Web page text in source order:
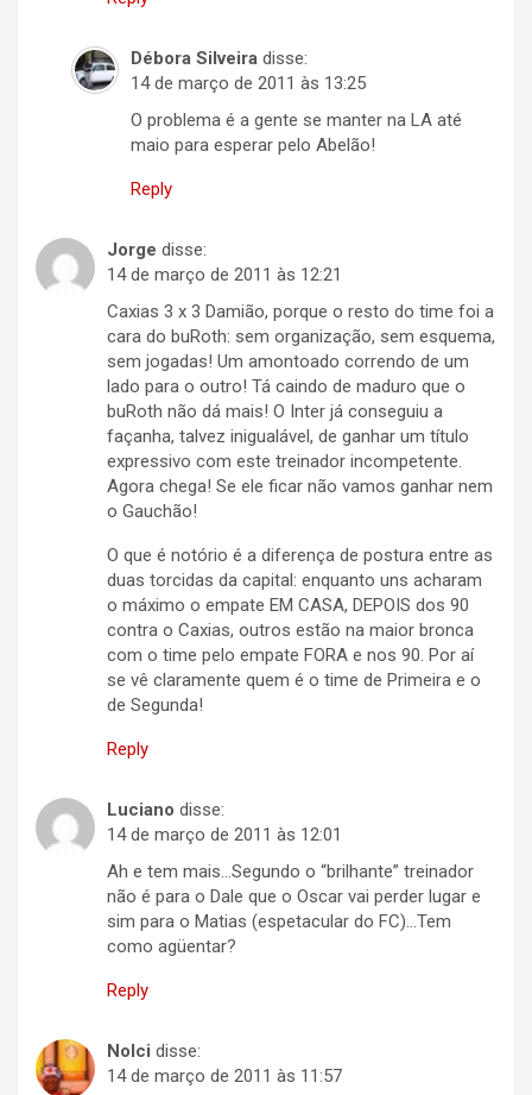
Débora Silveira disse:
14 de março de 2011 às 13:25
O problema é a gente se manter na LA até
maio para esperar pelo Abelão!
Reply
Jorge disse:
14 de março de 2011 às 12:21
Caxias 3 x 3 Damião, porque o resto do time foi a
cara do buRoth: sem organização, sem esquema,
sem jogadas! Um amontoado correndo de um
lado para o outro! Tá caindo de maduro que o
buRoth não dá mais! O Inter já conseguiu a
façanha, talvez inigualável, de ganhar um título
expressivo com este treinador incompetente.
Agora chega! Se ele ficar não vamos ganhar nem
o Gauchão!
O que é notório é a diferença de postura entre as
duas torcidas da capital: enquanto uns acharam
o máximo o empate EM CASA, DEPOIS dos 90
contra o Caxias, outros estão na maior bronca
com o time pelo empate FORA e nos 90. Por aí
se vê claramente quem é o time de Primeira e o
de Segunda!
Reply
Luciano disse:
14 de março de 2011 às 12:01
Ah e tem mais…Segundo o “brilhante” treinador
não é para o Dale que o Oscar vai perder lugar e
sim para o Matias (espetacular do FC)…Tem
como agüentar?
Reply
Nolci disse:
14 de março de 2011 às 11:57